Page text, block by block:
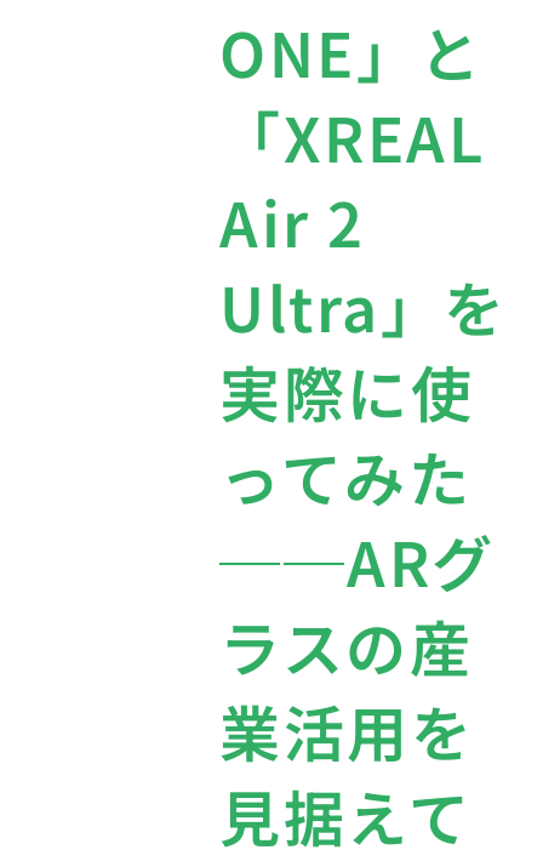
ONE」と
「XREAL
Air 2
Ultra」を
実際に使
ってみた
──ARグ
ラスの産
業活用を
見据えて